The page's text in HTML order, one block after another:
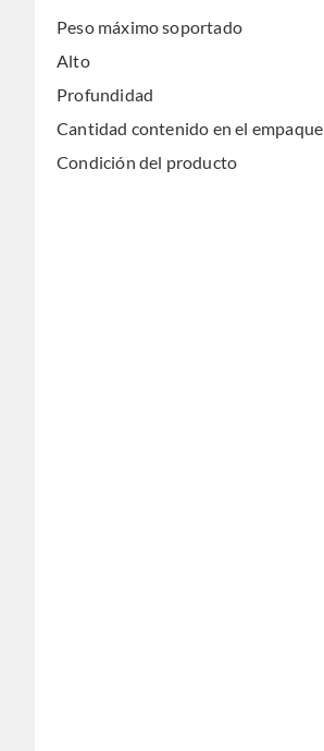
Peso máximo soportado
Alto
Profundidad
Cantidad contenido en el empaque
Condición del producto